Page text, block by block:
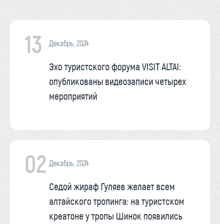
13 Декабрь, 2024
Эхо туристского форума VISIT ALTAI:
опубликованы видеозаписи четырех
мероприятий
02 Декабрь, 2024
Седой жираф Гуляев желает всем
алтайского тропинга: на туристском
креатоне у тропы Шинок появились